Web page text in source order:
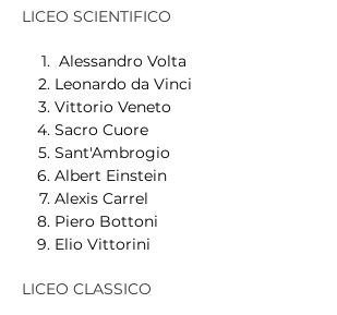
LICEO SCIENTIFICO
Alessandro Volta
Leonardo da Vinci
Vittorio Veneto
Sacro Cuore
Sant'Ambrogio
Albert Einstein
Alexis Carrel
Piero Bottoni
Elio Vittorini
LICEO CLASSICO